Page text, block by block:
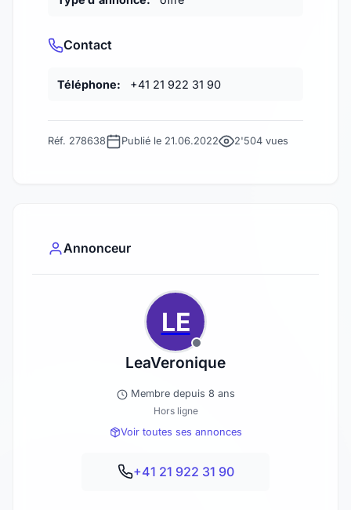
Contact
Téléphone: +41 21 922 31 90
Réf. 278638 Publié le 21.06.2022 2'504 vues
Annonceur
LE
LeaVeronique
Membre depuis 8 ans
Hors ligne
Voir toutes ses annonces
+41 21 922 31 90